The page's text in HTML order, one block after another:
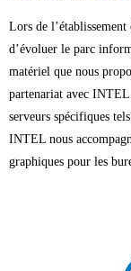
Lors de
d’évoluer le parc
matériel que nous
partenariat avec
serveurs spécifiques
INTEL nous
graphiques pour les